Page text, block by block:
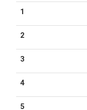
1
2
3
4
5